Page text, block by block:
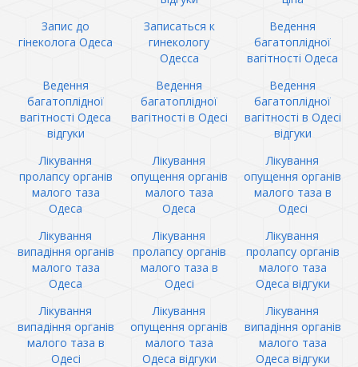
Запис до
гінеколога Одеса
Записаться к
гинекологу
Одесса
Ведення
багатоплідної
вагітності Одеса
Ведення
багатоплідної
вагітності Одеса
відгуки
Ведення
багатоплідної
вагітності в Одесі
Ведення
багатоплідної
вагітності в Одесі
відгуки
Лікування
пролапсу органів
малого таза
Одеса
Лікування
опущення органів
малого таза
Одеса
Лікування
опущення органів
малого таза в
Одесі
Лікування
випадіння органів
малого таза
Одеса
Лікування
пролапсу органів
малого таза в
Одесі
Лікування
пролапсу органів
малого таза
Одеса відгуки
Лікування
випадіння органів
малого таза в
Одесі
Лікування
опущення органів
малого таза
Одеса відгуки
Лікування
випадіння органів
малого таза
Одеса відгуки